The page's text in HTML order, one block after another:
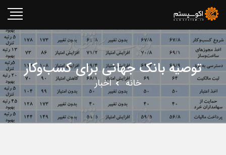
توصیه بانک جهانی برای کسب‌وکار
خانه اخبار